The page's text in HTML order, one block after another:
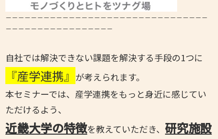
－－－－－－－－－－－－－－－－－－－－－－－－－－－－－－－－
－－－－－－－－－－－－－－－－－
自社では解決できない課題を解決する手段の1つに
『産学連携』 が考えられます。
本セミナーでは、産学連携をもっと身近に感じてい
ただけるよう、
近畿大学の特徴を教えていただき、研究施設